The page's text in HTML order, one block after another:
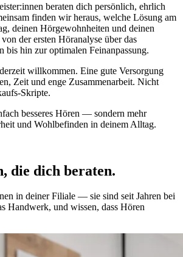
beraten dich persönlich, ehrlich
finden wir heraus, welche Lösung am
deinen Hörgewohnheiten und deinen
der ersten Höranalyse über das
bis hin zur optimalen Feinanpassung.
willkommen. Eine gute Versorgung
Zeit und enge Zusammenarbeit. Nicht
Skripte.
besseres Hören — sondern mehr
und Wohlbefinden in deinem Alltag.
die dich beraten.
in deiner Filiale — sie sind seit Jahren bei
Handwerk, und wissen, dass Hören